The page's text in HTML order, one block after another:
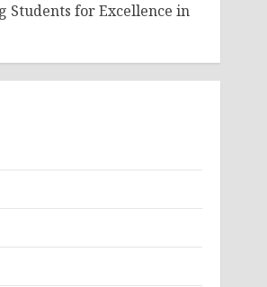
Students for Excellence in